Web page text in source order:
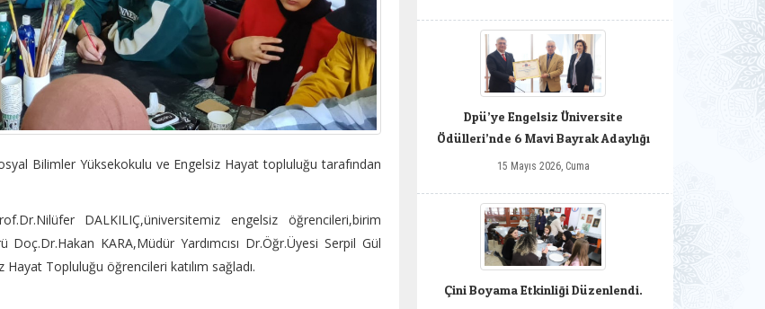
Bilimler Yüksekokulu ve Engelsiz Hayat topluluğu tarafından
DALKILIÇ,üniversitemiz engelsiz öğrencileri,birim
KARA,Müdür Yardımcısı Dr.Öğr.Üyesi Serpil Gül
Topluluğu öğrencileri katılım sağladı.
Dpü’ye Engelsiz Üniversite
Ödülleri’nde 6 Mavi Bayrak Adaylığı
15 Mayıs 2026, Cuma
Çini Boyama Etkinliği Düzenlendi.